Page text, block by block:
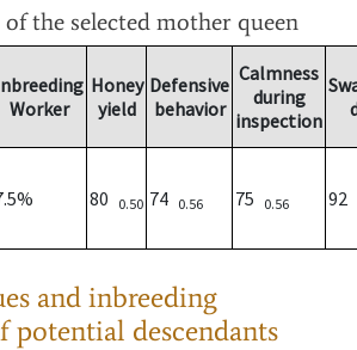
of the selected mother queen
Worker
Honey
yield
Defensive
behavior
Calmness
during
inspection
80 0.50 74 0.56 75 0.56 92
and inbreeding
potential descendants